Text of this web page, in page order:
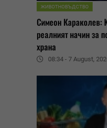
ЖИВОТНОВЪДСТВО
Симеон Караколев:
реалният начин за
храна
08:34 - 7 August,